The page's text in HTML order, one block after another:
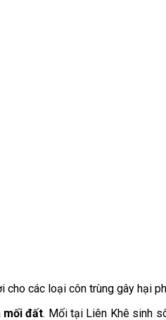
các loại côn trùng gây hại
mối đất. Mối tại Liên Khêsinh